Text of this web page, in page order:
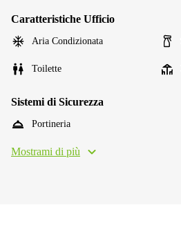
Caratteristiche Ufficio
Aria Condizionata
Toilette
Sistemi di Sicurezza
Portineria
Mostrami di più